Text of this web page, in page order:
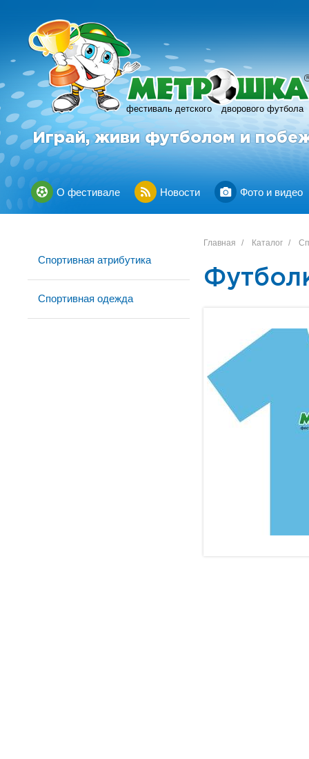
фестиваль детского дворового футбола
R
Играй, живи футболом и
О фестивале Новости Фото и видео
Спортивная атрибутика
Спортивная одежда
Главная / Каталог /